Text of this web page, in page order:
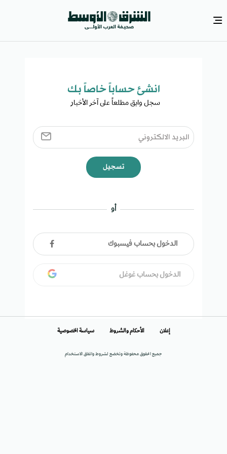
انشئ حساباً خاصاً بك​
سجل وابق مطلعاً على آخر الأخبار ​
تسجيل
أو
الدخول بحساب فيسبوك
الدخول بحساب غوغل
جميع الحقوق محفوظة وتخضع لشروط واتفاق الاستخدام
إعلان الأحكام والشروط سياسة الخصوصية